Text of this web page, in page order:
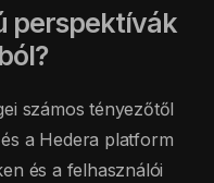
perspektívák
számos tényezőtől
a Hedera platform
és a felhasználói